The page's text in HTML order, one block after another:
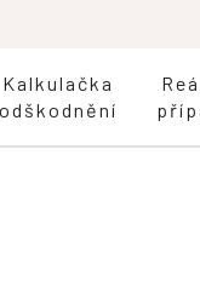
Kalkulačka
odškodnění